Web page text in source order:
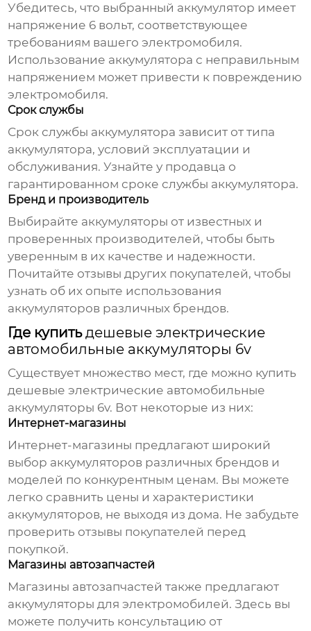
Убедитесь, что выбранный аккумулятор имеет
напряжение 6 вольт, соответствующее
требованиям вашего электромобиля.
Использование аккумулятора с неправильным
напряжением может привести к повреждению
электромобиля.
Срок службы
Срок службы аккумулятора зависит от типа
аккумулятора, условий эксплуатации и
обслуживания. Узнайте у продавца о
гарантированном сроке службы аккумулятора.
Бренд и производитель
Выбирайте аккумуляторы от известных и
проверенных производителей, чтобы быть
уверенным в их качестве и надежности.
Почитайте отзывы других покупателей, чтобы
узнать об их опыте использования
аккумуляторов различных брендов.
Где купитьдешевые электрические
автомобильные аккумуляторы 6v
Существует множество мест, где можно купить
дешевые электрические автомобильные
аккумуляторы 6v. Вот некоторые из них:
Интернет-магазины
Интернет-магазины предлагают широкий
выбор аккумуляторов различных брендов и
моделей по конкурентным ценам. Вы можете
легко сравнить цены и характеристики
аккумуляторов, не выходя из дома. Не забудьте
проверить отзывы покупателей перед
покупкой.
Магазины автозапчастей
Магазины автозапчастей также предлагают
аккумуляторы для электромобилей. Здесь вы
можете получить консультацию от